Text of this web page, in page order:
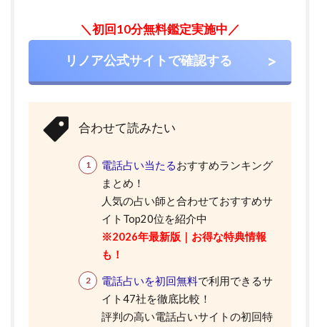
＼初回10分無料鑑定実施中／
リノア公式サイトで確認する
合わせて読みたい
電話占い当たるおすすめランキング
まとめ！
人気の占い師と合わせておすすめサ
イトTop20位を紹介中
※2026年最新版｜お得な特典情報
も！
電話占いを初回無料で利用できるサ
イト47社を徹底比較！
評判の高い電話占いサイトの初回特